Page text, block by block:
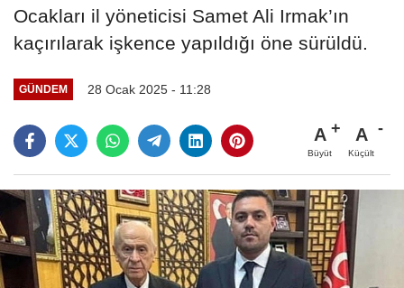
Ocakları il yöneticisi Samet Ali Irmak’ın
kaçırılarak işkence yapıldığı öne sürüldü.
GÜNDEM 28 Ocak 2025 - 11:28
A
Büyüt
A
Küçült